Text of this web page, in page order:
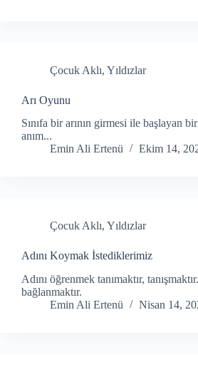
Çocuk Aklı, Yıldızlar
Arı Oyunu
Sınıfa bir arının girmesi ile başlayan
anım...
Emin Ali Ertenü
Ekim 14,
Çocuk Aklı, Yıldızlar
Adını Koymak İstediklerimiz
Adını öğrenmek tanımaktır,
bağlanmaktır.
Emin Ali Ertenü
Nisan 14,